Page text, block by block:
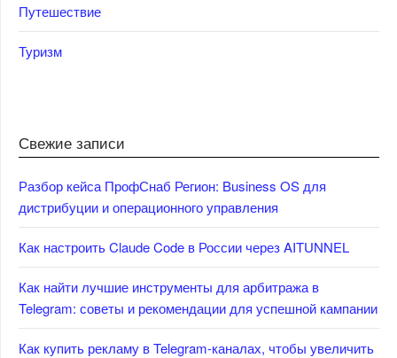
Путешествие
Туризм
Свежие записи
Разбор кейса ПрофСнаб Регион: Business OS для
дистрибуции и операционного управления
Как настроить Claude Code в России через AITUNNEL
Как найти лучшие инструменты для арбитража в
Telegram: советы и рекомендации для успешной кампании
Как купить рекламу в Telegram-каналах, чтобы увеличить